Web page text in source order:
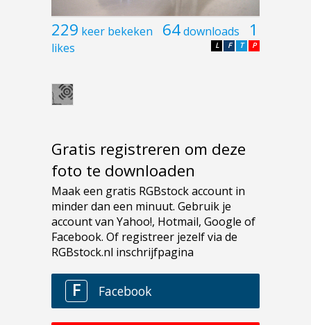
229 keer bekeken 64downloads 1
likes P
T
F
L
Gratis registreren om deze
foto te downloaden